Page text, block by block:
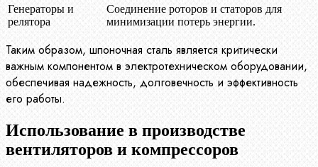
Генераторы и
релятора
Соединение роторов и статоров для
минимизации потерь энергии.
Таким образом, шпоночная сталь является критически
важным компонентом в электротехническом оборудовании,
обеспечивая надежность, долговечность и эффективность
его работы.
Использование в производстве
вентиляторов и компрессоров